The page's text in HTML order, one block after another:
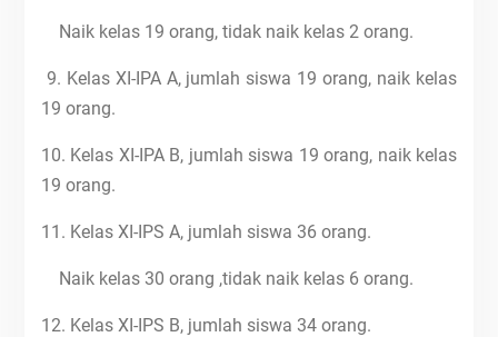
Naik kelas 19 orang, tidak naik kelas 2 orang.
9. Kelas XI-IPA A, jumlah siswa 19 orang, naik kelas
19 orang.
10. Kelas XI-IPA B, jumlah siswa 19 orang, naik kelas
19 orang.
11. Kelas XI-IPS A, jumlah siswa 36 orang.
Naik kelas 30 orang ,tidak naik kelas 6 orang.
12. Kelas XI-IPS B, jumlah siswa 34 orang.